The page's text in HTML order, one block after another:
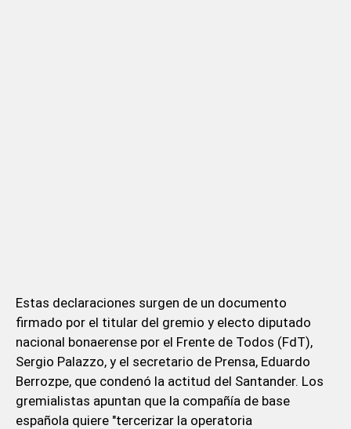
Estas declaraciones surgen de un documento
firmado por el titular del gremio y electo diputado
nacional bonaerense por el Frente de Todos (FdT),
Sergio Palazzo, y el secretario de Prensa, Eduardo
Berrozpe, que condenó la actitud del Santander. Los
gremialistas apuntan que la compañía de base
española quiere "tercerizar la operatoria